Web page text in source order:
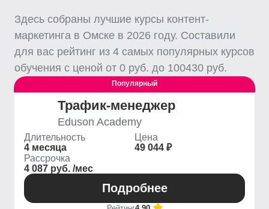
Здесь собраны лучшие курсы контент-
маркетинга в Омске в 2026 году. Составили
для вас рейтинг из 4 самых популярных курсов
обучения с ценой от 0 руб. до 100430 руб.
Популярный
Трафик-менеджер
Eduson Academy
Длительность
4 месяца
Цена
49 044 ₽
Рассрочка
4 087 руб. /мес
Подробнее